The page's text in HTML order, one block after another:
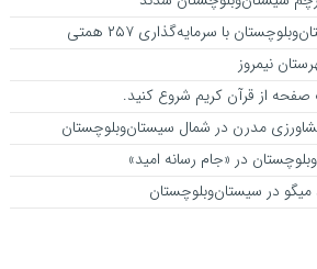
با سرمایه‌گذاری ۲۵۷ همتی
نیمروز
از قرآن کریم شروع کنید.
مدرن در شمال سیستان‌وبلوچستان
در «جام رسانه امید»